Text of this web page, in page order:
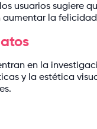
usuarios sugiere
aumentar la
en la
y la estética